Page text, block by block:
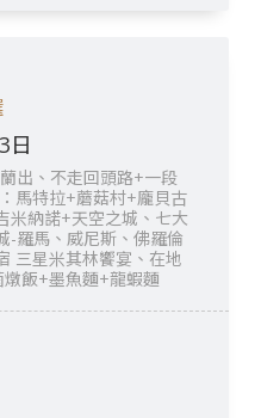
日
出、不走回頭路+一段
馬特拉+蘑菇村+龐貝古
米納諾+天空之城、七大
-羅馬、威尼斯、佛羅倫
三星米其林饗宴、在地
飯+墨魚麵+龍蝦麵